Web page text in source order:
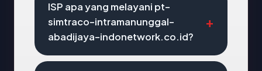
ISP apa yang melayani pt-
simtraco-intramanunggal-
abadijaya-indonetwork.co.id?